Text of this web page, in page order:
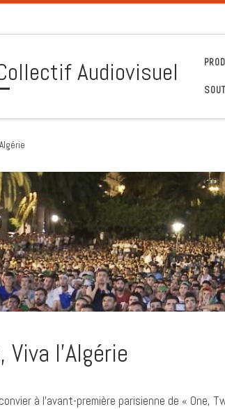
Audiovisuel
Viva l’Algérie
à l’avant-première parisienne de « One,